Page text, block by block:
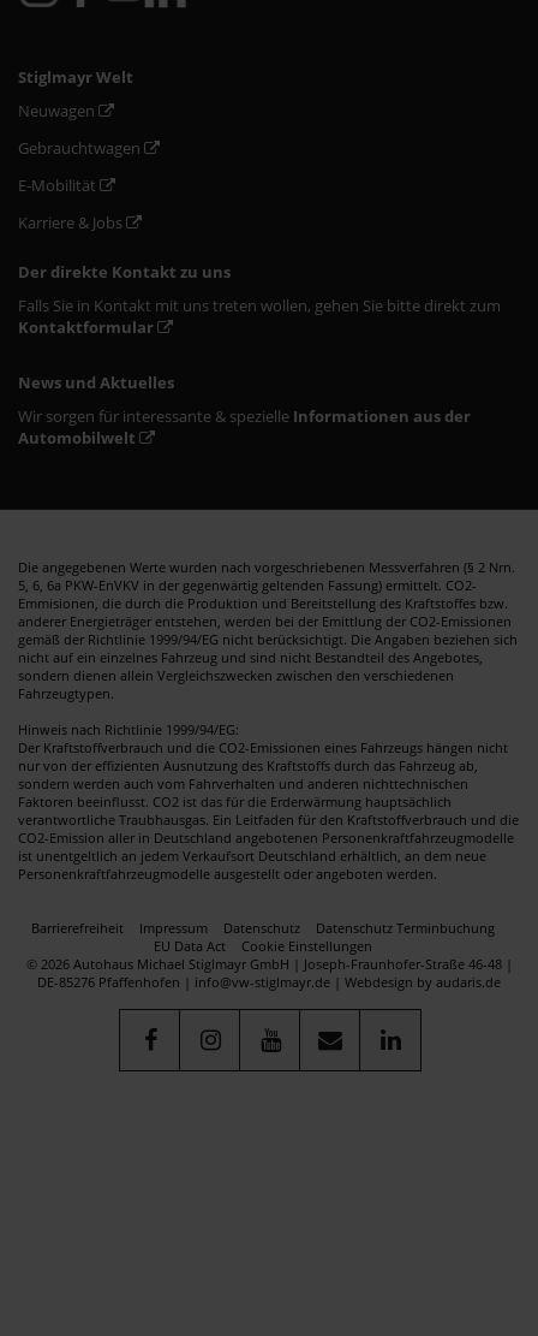
Stiglmayr Welt
Neuwagen
Gebrauchtwagen
E-Mobilität
Karriere & Jobs
Der direkte Kontakt zu uns
Falls Sie in Kontakt mit uns treten wollen, gehen Sie bitte direkt zum
Kontaktformular
News und Aktuelles
Wir sorgen für interessante & spezielle Informationen aus der
Automobilwelt
Die angegebenen Werte wurden nach vorgeschriebenen Messverfahren (§ 2 Nrn.
5, 6, 6a PKW-EnVKV in der gegenwärtig geltenden Fassung) ermittelt. CO2-
Emmisionen, die durch die Produktion und Bereitstellung des Kraftstoffes bzw.
anderer Energieträger entstehen, werden bei der Emittlung der CO2-Emissionen
gemäß der Richtlinie 1999/94/EG nicht berücksichtigt. Die Angaben beziehen sich
nicht auf ein einzelnes Fahrzeug und sind nicht Bestandteil des Angebotes,
sondern dienen allein Vergleichszwecken zwischen den verschiedenen
Fahrzeugtypen.
Hinweis nach Richtlinie 1999/94/EG:
Der Kraftstoffverbrauch und die CO2-Emissionen eines Fahrzeugs hängen nicht
nur von der effizienten Ausnutzung des Kraftstoffs durch das Fahrzeug ab,
sondern werden auch vom Fahrverhalten und anderen nichttechnischen
Faktoren beeinflusst. CO2 ist das für die Erderwärmung hauptsächlich
verantwortliche Traubhausgas. Ein Leitfaden für den Kraftstoffverbrauch und die
CO2-Emission aller in Deutschland angebotenen Personenkraftfahrzeugmodelle
ist unentgeltlich an jedem Verkaufsort Deutschland erhältlich, an dem neue
Personenkraftfahrzeugmodelle ausgestellt oder angeboten werden.
Barrierefreiheit Impressum Datenschutz
Datenschutz Terminbuchung
EU Data Act
Cookie Einstellungen
© 2026 Autohaus Michael Stiglmayr GmbH | Joseph-Fraunhofer-Straße 46-48 |
DE-85276 Pfaffenhofen | info@vw-stiglmayr.de | Webdesign by audaris.de